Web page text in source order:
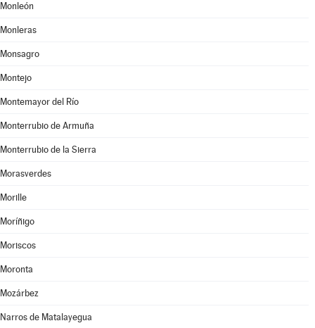
Monleón
Monleras
Monsagro
Montejo
Montemayor del Río
Monterrubio de Armuña
Monterrubio de la Sierra
Morasverdes
Morille
Moríñigo
Moriscos
Moronta
Mozárbez
Narros de Matalayegua